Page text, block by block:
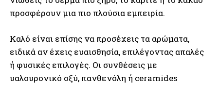
προσφέρουν μια πιο πλούσια εμπειρία.
Καλό είναι επίσης να προσέχεις τα αρώματα,
ειδικά αν έχεις ευαισθησία, επιλέγοντας απαλές
ή φυσικές επιλογές. Οι συνθέσεις με
υαλουρονικό οξύ, πανθενόλη ή ceramides